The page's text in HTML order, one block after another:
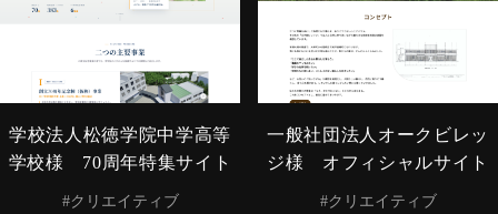
学校法人松徳学院中学高等
学校様 70周年特集サイト
#クリエイティブ
一般社団法人オークビレッ
ジ様 オフィシャルサイト
#クリエイティブ